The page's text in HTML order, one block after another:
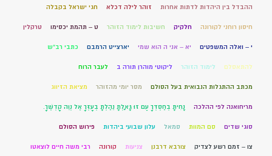
ההבדל בין היהדות לדתות אחרות זוהר לילה דכלא חגי ישראל בקבלה
חיסון רוחני לקורונה חלקיק חשיבות לימוד הזוהר ט – תהמת יכסימו טרקלין
י – ואלה המשפטים יא – אני ה הוא שמי יארצייט הרמבם כתבי רב"ש
להתאסלם לימוד הזוהר ליקוטי מוהרן תורה ב לעבר הרוח
מכתב ההתגלות הנבואית בעל הסולם מסר יומי מהזוהר מציאת הזיווג
מריחואנה לפי ההלכה נָחִיתָ בְחַסְדְּךָ עַם זוּ גָּאָלְתָּ נֵהַלְתָּ בְעָזְּךָ אֶל נְוֵה קָדְשֶׁךָ.
סוגי שדים סם המוות סמאל עלון שבועי ביהדות פירוש הסולם
צו – זמם רשע לצדיק צורבא דרבנן צניעות קורונה רבי משה חיים לוצאטו